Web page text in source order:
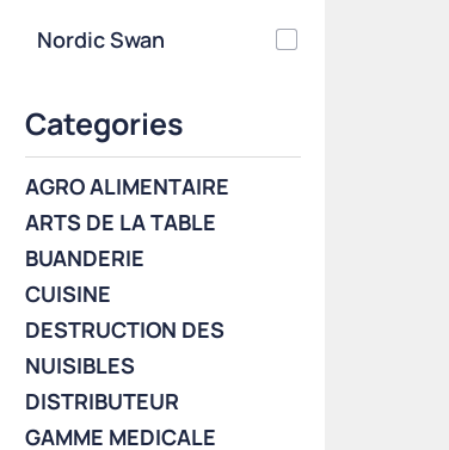
Nordic Swan
Categories
AGRO ALIMENTAIRE
ARTS DE LA TABLE
BUANDERIE
CUISINE
DESTRUCTION DES
NUISIBLES
DISTRIBUTEUR
GAMME MEDICALE